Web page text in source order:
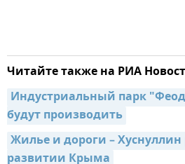
Читайте также на РИА
Индустриальный парк
будут производить
Жилье и дороги – Хуснуллин
развитии Крыма